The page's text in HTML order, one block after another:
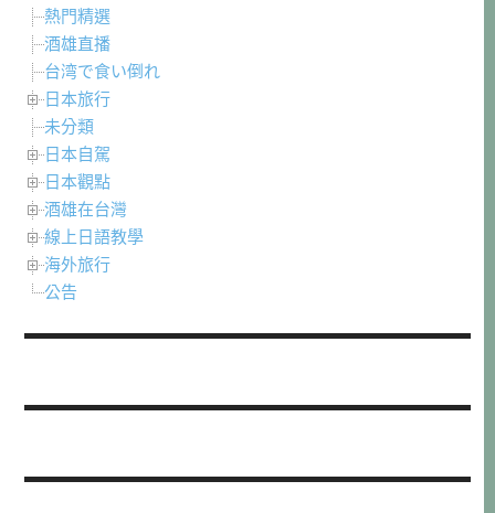
熱門精選
酒雄直播
台湾で食い倒れ
日本旅行
未分類
日本自駕
日本觀點
酒雄在台灣
線上日語教學
海外旅行
公告